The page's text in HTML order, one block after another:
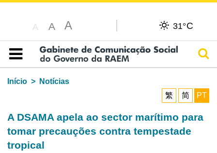
A A A 31°C
Índice
Início
Notícias
繁
简 PT
A DSAMA apela ao sector marítimo para
tomar precauções contra tempestade
tropical